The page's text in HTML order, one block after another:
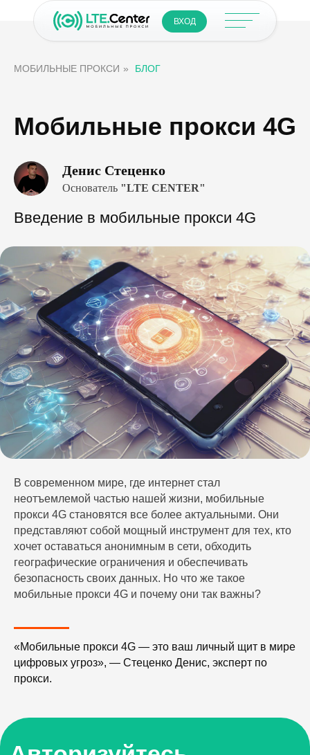
ВХОД
МОБИЛЬНЫЕ ПРОКСИ » БЛОГ
Мобильные прокси 4G
Денис Стеценко
Основатель "LTE CENTER"
Введение в мобильные прокси 4G
В современном мире, где интернет стал
неотъемлемой частью нашей жизни, мобильные
прокси 4G становятся все более актуальными. Они
представляют собой мощный инструмент для тех, кто
хочет оставаться анонимным в сети, обходить
географические ограничения и обеспечивать
безопасность своих данных. Но что же такое
мобильные прокси 4G и почему они так важны?
«Мобильные прокси 4G — это ваш личный щит в мире
цифровых угроз», — Стеценко Денис, эксперт по
прокси.
Отслеживайте, меняйте, переключайте и
Личный кабинет
Авторизуйтесь
в Кабинете
клиента LTE.Center